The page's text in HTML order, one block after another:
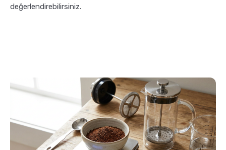
değerlendirebilirsiniz.